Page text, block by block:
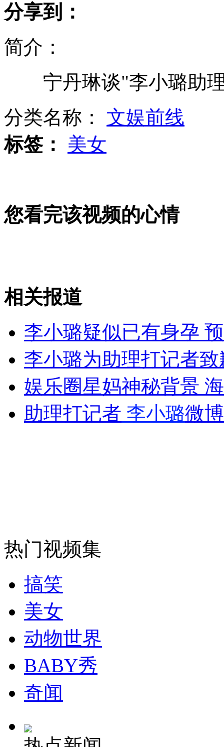
父亲将3岁女儿挂6楼阳台报复妻子
双汇“蛆虫门”事件引关注
媒体:最大的悲剧是"人还在钱没了"
山西运城恶犬咬伤多人 警民合力深夜将其击毙
女孩北京地铁殴打老人 痛下狠手拳打脚踢
无痛分娩是否安全 医生回应
外交部：反对强权政治霸凌主义
走！跟着总书记去植树
消防员救轻生者
纽约上演“枕头大战”
司机酒驾遇交警 急速倒车逃窜
分享到：
简介：
宁丹琳谈"李小璐助理
分类名称： 文娱前线
标签：
美女
您看完该视频的心情
相关报道
李小璐疑似已有身孕
李小璐为助理打记者致
娱乐圈星妈神秘背景
助理打记者 李小璐微
热门视频集
搞笑
美女
动物世界
BABY秀
奇闻